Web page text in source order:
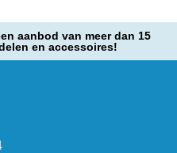
aanbod van meer dan 15
en accessoires!